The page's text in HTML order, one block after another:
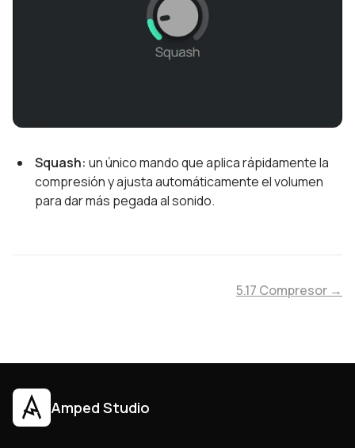
Squash: un único mando que aplica rápidamente la
compresión y ajusta automáticamente el volumen
para dar más pegada al sonido.
5.17 Compresor →
Amped Studio